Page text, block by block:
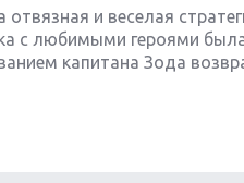
и веселая
с любимыми героями
капитана Зода